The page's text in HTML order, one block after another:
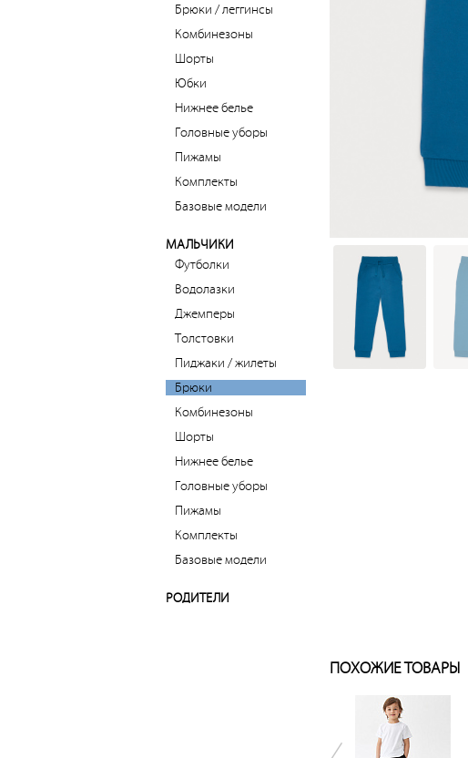
Брюки / леггинсы
Комбинезоны
Шорты
Юбки
Нижнее белье
Головные уборы
Пижамы
Комплекты
Базовые модели
МАЛЬЧИКИ
Футболки
Водолазки
Джемперы
Толстовки
Пиджаки / жилеты
Брюки
Комбинезоны
Шорты
Нижнее белье
Головные уборы
Пижамы
Комплекты
Базовые модели
РОДИТЕЛИ
ПОХОЖИЕ ТОВАРЫ